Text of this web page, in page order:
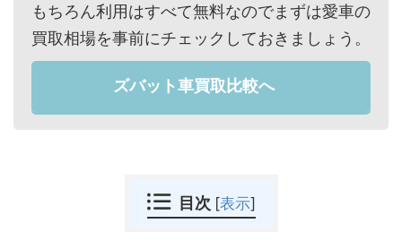
もちろん利用はすべて無料なのでまずは愛車の
買取相場を事前にチェックしておきましょう。
ズバット車買取比較へ
目次 [表示]